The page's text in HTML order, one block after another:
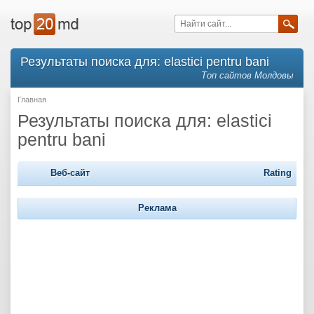
Результаты поиска для: elastici pentru bani
Топ сайтов Молдовы
Главная
Результаты поиска для: elastici
pentru bani
Веб-сайт Rating
Реклама